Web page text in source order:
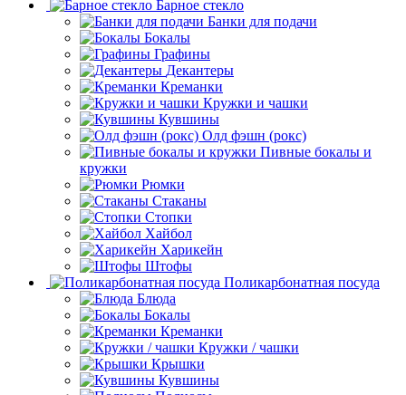
Барное стекло
Банки для подачи
Бокалы
Графины
Декантеры
Креманки
Кружки и чашки
Кувшины
Олд фэшн (рокс)
Пивные бокалы и
кружки
Рюмки
Стаканы
Стопки
Хайбол
Харикейн
Штофы
Поликарбонатная посуда
Блюда
Бокалы
Креманки
Кружки / чашки
Крышки
Кувшины